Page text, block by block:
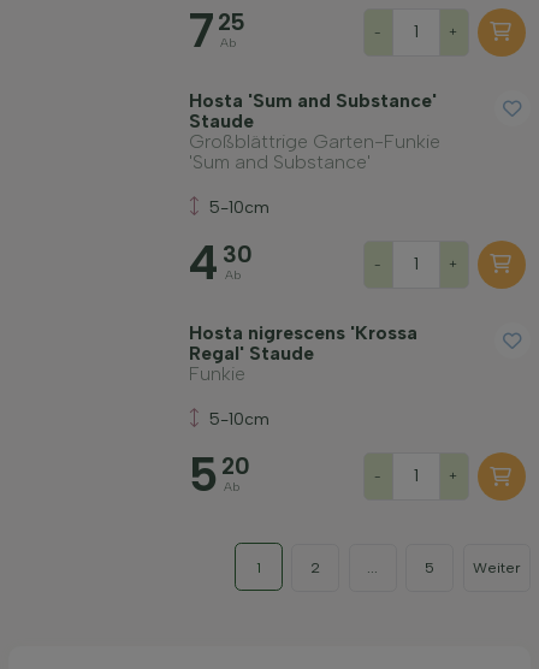
7 25
Ab
- +
Hosta 'Sum and Substance'
Staude
Großblättrige Garten-Funkie
'Sum and Substance'
5-10cm
4 30
Ab
- +
Hosta nigrescens 'Krossa
Regal' Staude
Funkie
5-10cm
5 20
Ab
- +
1 2 5 Weiter